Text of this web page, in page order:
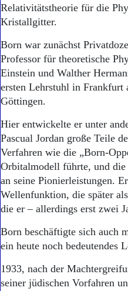
Abo
Relativitätstheorie für die
Kristallgitter.
Born war zunächst
Professor für theoretische
Einstein und Walther
ersten Lehrstuhl in Frankfurt
Göttingen.
Hier entwickelte er unter
Pascual Jordan große Teile
Verfahren wie die „Born-
Orbitalmodell führte, und die
an seine Pionierleistungen.
Wellenfunktion, die später
die er – allerdings erst zwei
Born beschäftigte sich auch
ein heute noch bedeutendes
1933, nach der
seiner jüdischen Vorfahren